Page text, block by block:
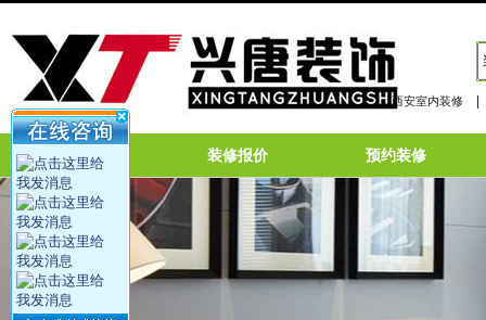
西安室内装修
网站首页 装修报价 预约装修